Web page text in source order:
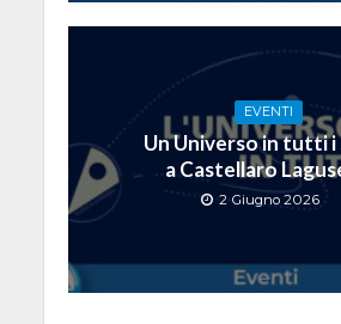
EVENTI
Un Universo in tutti i
a Castellaro
2 Giugno 2026